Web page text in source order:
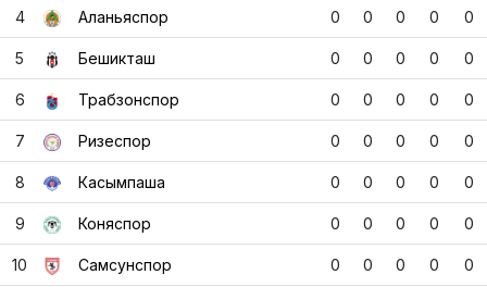
4 Аланьяспор 0 0 0 0 0
5 Бешикташ 0 0 0 0 0
6 Трабзонспор 0 0 0 0 0
7 Ризеспор 0 0 0 0 0
8 Касымпаша 0 0 0 0 0
9 Коняспор 0 0 0 0 0
10 Самсунспор 0 0 0 0 0